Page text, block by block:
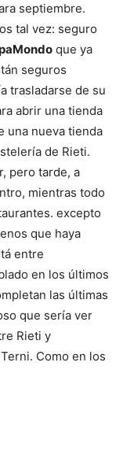
septiembre.
tal vez: seguro
que ya
seguros
trasladarse de su
abrir una tienda
una nueva tienda
de Rieti.
pero tarde, a
mientras todo
excepto
que haya
entre
en los últimos
las últimas
que sería ver
Rieti y
Como en los